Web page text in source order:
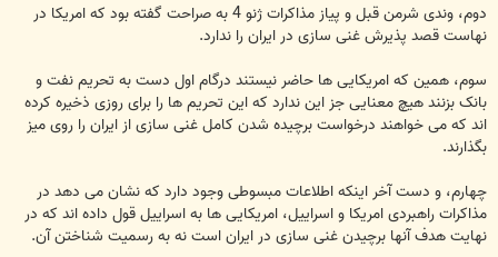
دوم، وندی شرمن قبل و پیاز مذاکرات ژنو 4 به صراحت گفته بود که امریکا در
نهاست قصد پذیرش غنی سازی در ایران را ندارد.
سوم، همین که امریکایی ها حاضر نیستند درگام اول دست به تحریم نفت و
بانک بزنند هیچ معنایی جز این ندارد که این تحریم ها را برای روزی ذخیره کرده
اند که می خواهند درخواست برچیده شدن کامل غنی سازی از ایران را روی میز
بگذارند.
چهارم، و دست آخر اینکه اطلاعات مبسوطی وجود دارد که نشان می دهد در
مذاکرات راهبردی امریکا و اسراییل، امریکایی ها به اسراییل قول داده اند که در
نهایت هدف آنها برچیدن غنی سازی در ایران است نه به رسمیت شناختن آن.